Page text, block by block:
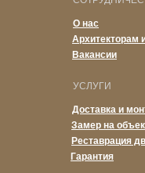
Гарантия
Реставрация
Замер на
Доставка и
УСЛУГИ
Вакансии
Архитекторам
О нас